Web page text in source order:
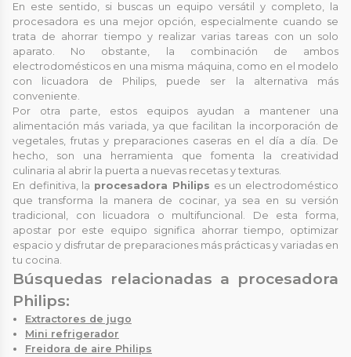
En este sentido, si buscas un equipo versátil y completo, la
procesadora es una mejor opción, especialmente cuando se
trata de ahorrar tiempo y realizar varias tareas con un solo
aparato. No obstante, la combinación de ambos
electrodomésticos en una misma máquina, como en el modelo
con licuadora de Philips, puede ser la alternativa más
conveniente.
Por otra parte, estos equipos ayudan a mantener una
alimentación más variada, ya que facilitan la incorporación de
vegetales, frutas y preparaciones caseras en el día a día. De
hecho, son una herramienta que fomenta la creatividad
culinaria al abrir la puerta a nuevas recetas y texturas.
En definitiva, la procesadora Philips es un electrodoméstico
que transforma la manera de cocinar, ya sea en su versión
tradicional, con licuadora o multifuncional. De esta forma,
apostar por este equipo significa ahorrar tiempo, optimizar
espacio y disfrutar de preparaciones más prácticas y variadas en
tu cocina.
Búsquedas relacionadas a procesadora
Philips:
Extractores de jugo
Mini refrigerador
Freidora de aire Philips